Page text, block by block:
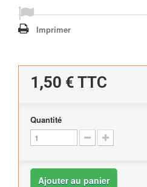
Imprimer
1,50 € TTC
Quantité
Ajouter au panier